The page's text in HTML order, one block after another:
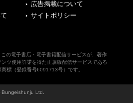
広告掲載について
サイトポリシー
の電子書店・電子書籍配信サービスが、著作
ツ使用許諾を得た正規版配信サービスである
商標（登録番号6091713号）です。
Bungeishunju Ltd.